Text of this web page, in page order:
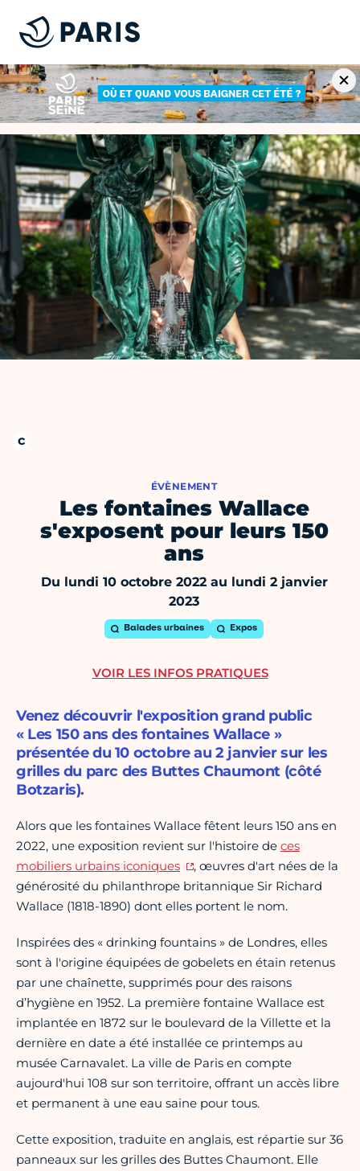
ÉVÈNEMENT
Les fontaines Wallace
s'exposent pour leurs 150
ans
Du lundi 10 octobre 2022 au lundi 2 janvier
2023
Balades urbaines Expos
Venez découvrir l'exposition grand public
« Les 150 ans des fontaines Wallace »
présentée du 10 octobre au 2 janvier sur les
grilles du parc des Buttes Chaumont (côté
Botzaris).
Alors que les fontaines Wallace fêtent leurs 150 ans en
2022, une exposition revient sur l'histoire de ces
mobiliers urbains iconiques
, œuvres d'art nées de la
générosité du philanthrope britannique Sir Richard
Wallace (1818-1890) dont elles portent le nom.
Inspirées des « drinking fountains » de Londres, elles
sont à l'origine équipées de gobelets en étain retenus
par une chaînette, supprimés pour des raisons
d’hygiène en 1952. La première fontaine Wallace est
implantée en 1872 sur le boulevard de la Villette et la
dernière en date a été installée ce printemps au
musée Carnavalet. La ville de Paris en compte
aujourd'hui 108 sur son territoire, offrant un accès libre
et permanent à une eau saine pour tous.
Cette exposition, traduite en anglais, est répartie sur 36
panneaux sur les grilles des Buttes Chaumont. Elle
VOIR LES INFOS PRATIQUES